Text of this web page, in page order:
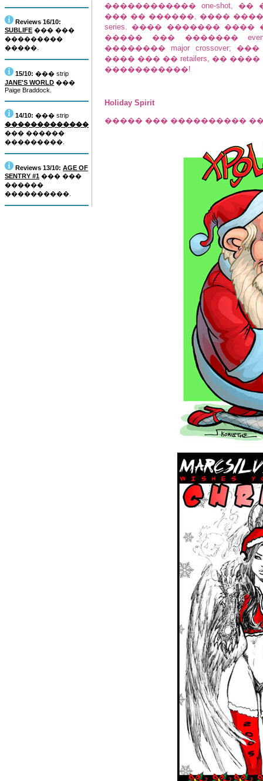
Reviews 16/10:
SUBLIFE ��� ���
���������
�����.
15/10: ��� strip
JANE'S WORLD ���
Paige Braddock.
14/10: ��� strip
�������������
��� ������
���������.
Reviews 13/10: AGE OF
SENTRY #1 ��� ���
������
����������.
������������ one-shot,
��� �� ������, ���� ������
series. ���� ������� ����
����� ��� �������
�������� major crossover;
���� ��� �� retailers, ��
�����������!
Holiday Spirit
����� ��� ���������� ���